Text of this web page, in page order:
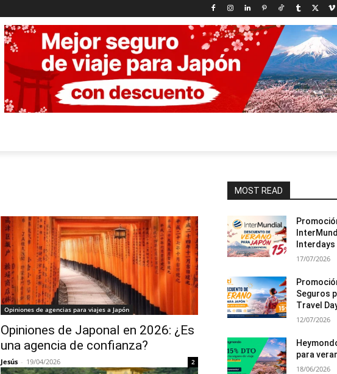
Opiniones de agencias para viajes a Japón
Opiniones de Japonal en 2026: ¿Es
una agencia de confianza?
Jesús - 19/04/2026 2
MOST READ
Interdays
17/07/2026
Seguros
Travel
12/07/2026
para
18/06/2026